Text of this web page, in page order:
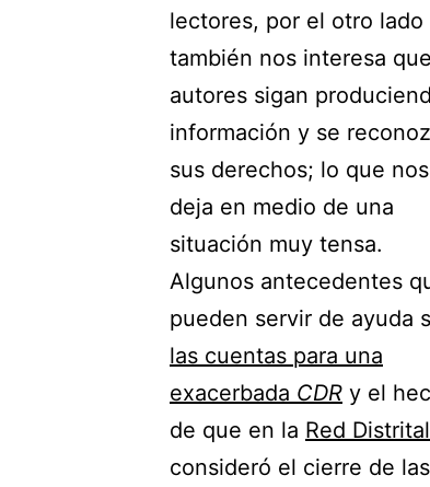
lectores, por el otro lado
también nos interesa
autores sigan
información y se
sus derechos; lo que nos
deja en medio de una
situación muy tensa.
Algunos antecedentes
pueden servir de ayuda
las cuentas para una
exacerbada CDR y el
de que en la Red
consideró el cierre de